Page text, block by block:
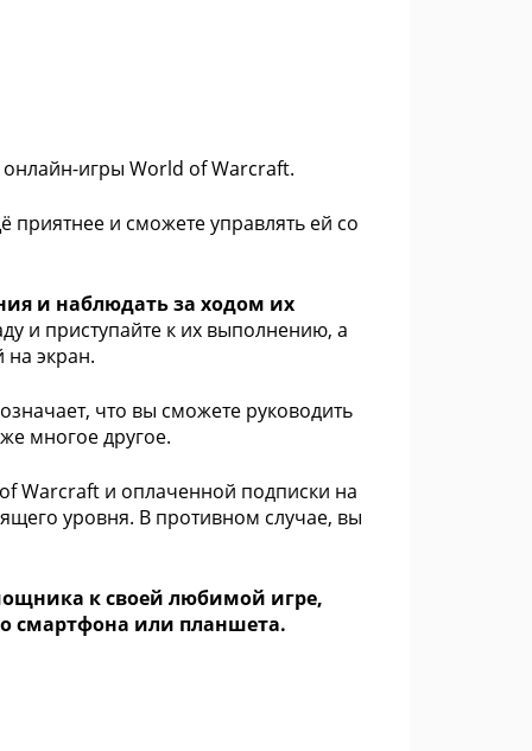
игры World of Warcraft.
приятнее и сможете управлять ей со
и наблюдать за ходом их
и приступайте к их выполнению, а
на экран.
что вы сможете руководить
многое другое.
Warcraft и оплаченной подписки на
уровня. В противном случае, вы
к своей любимой игре,
смартфона или планшета.